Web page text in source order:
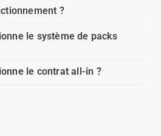
?
le système de packs
le contrat all-in ?